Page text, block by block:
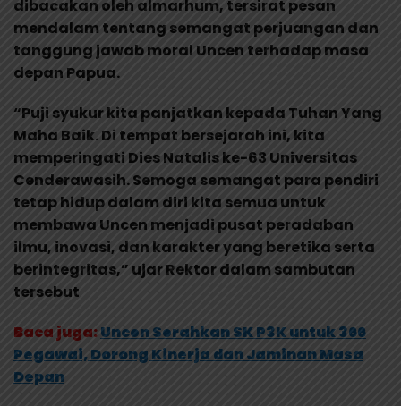
dibacakan oleh almarhum, tersirat pesan
mendalam tentang semangat perjuangan dan
tanggung jawab moral Uncen terhadap masa
depan Papua.
“Puji syukur kita panjatkan kepada Tuhan Yang
Maha Baik. Di tempat bersejarah ini, kita
memperingati Dies Natalis ke-63 Universitas
Cenderawasih. Semoga semangat para pendiri
tetap hidup dalam diri kita semua untuk
membawa Uncen menjadi pusat peradaban
ilmu, inovasi, dan karakter yang beretika serta
berintegritas,” ujar Rektor dalam sambutan
tersebut
Baca juga:Uncen Serahkan SK P3K untuk 366
Pegawai, Dorong Kinerja dan Jaminan Masa
Depan